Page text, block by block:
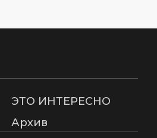
ЭТО ИНТЕРЕСНО
Архив